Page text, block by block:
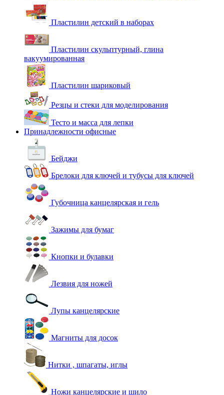
Пластилин детский в наборах
Пластилин скульптурный, глина
вакуумированная
Пластилин шариковый
Резцы и стеки для моделирования
Тесто и масса для лепки
Принадлежности офисные
Бейджи
Брелоки для ключей и тубусы для ключей
Губочница канцелярская и гель
Зажимы для бумаг
Кнопки и булавки
Лезвия для ножей
Лупы канцелярские
Магниты для досок
Нитки , шпагаты, иглы
Ножи канцелярские и шило